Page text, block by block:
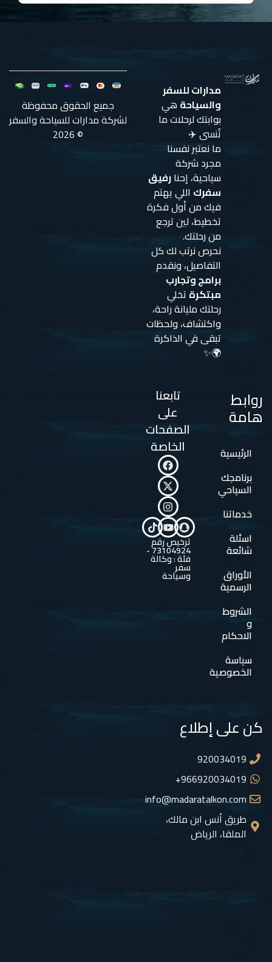
مدارات للسفر
والسياحة هي
بوابتك لرحلات ما
تُنسى ✈️
ما نعتبر نفسنا
مجرد شركة
سياحية، إحنارفيق
سفرك اللي يهتم
فيك من أول فكرة
تخطيط، لين ترجع
من رحلتك.
نحرص نرتب لك كل
التفاصيل، ونقدم
برامج وتجارب
مبتكرة تخلي
رحلتك مليانة راحة،
واكتشاف، ولحظات
تبقى في الذاكرة
🌍✨
روابط
هامة
الرئيسية
برنامجك
السياحي
خدماتنا
اسئلة
شائعة
الأوراق
الرسمية
الشروط
و
الاحكام
سياسة
الخصوصية
تابعنا
على
الصفحات
الخاصة
ترخيص رقم
73104924 -
فئة : وكالة
سفر
وسياحة
كن على إطلاع
920034019
966920034019+
info@madaratalkon.com
طريق أنس ابن مالك،
الملقا، الرياض
جميع الحقوق محفوظة
لشركة مدارات للسياحة والسفر
© 2026